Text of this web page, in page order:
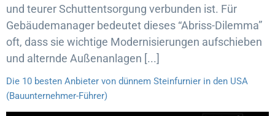
und teurer Schuttentsorgung verbunden ist. Für
Gebäudemanager bedeutet dieses “Abriss-Dilemma”
oft, dass sie wichtige Modernisierungen aufschieben
und alternde Außenanlagen [...]
Die 10 besten Anbieter von dünnem Steinfurnier in den USA
(Bauunternehmer-Führer)